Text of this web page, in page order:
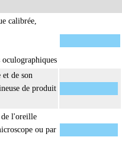
calibrée,
de son
de produit
l'oreille
ou par